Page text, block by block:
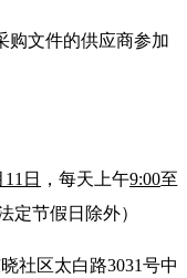
购文件的供应商参加
日 ，每天上午9:00至
定节假日除外）
社区太白路3031号中